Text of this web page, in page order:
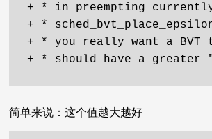
+ * in preempting
+ *
+ * you really want a
简单来说：这个值越大越好